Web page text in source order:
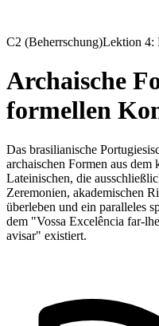
C2 (Beherrschung)Lektion 4:
Archaische
formellen
Das brasilianische
archaischen Formen aus dem
Lateinischen, die
Zeremonien, akademischen
überleben und ein paralleles
dem "Vossa Excelência far-
avisar" existiert.